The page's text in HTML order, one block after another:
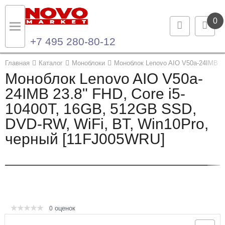
0
+7 495 280-80-12
Главная Каталог Моноблоки Моноблок Lenovo AIO V50a-24IMB
Моноблок Lenovo AIO V50a-
24IMB 23.8" FHD, Core i5-
10400T, 16GB, 512GB SSD,
DVD-RW, WiFi, BT, Win10Pro,
черный [11FJ005WRU]
0 оценок
Назад
Каталог продукции
Ноутбуки и ультрабуки
Компьютеры
Назад
Контакты
Контактная информация